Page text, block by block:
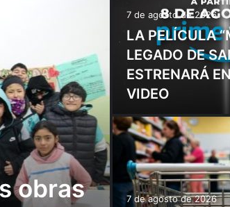
obras
7 de agosto de 2026
LA PELÍCULA
LEGADO DE
ESTRENARÁ
VIDEO
7 de agosto de 2026